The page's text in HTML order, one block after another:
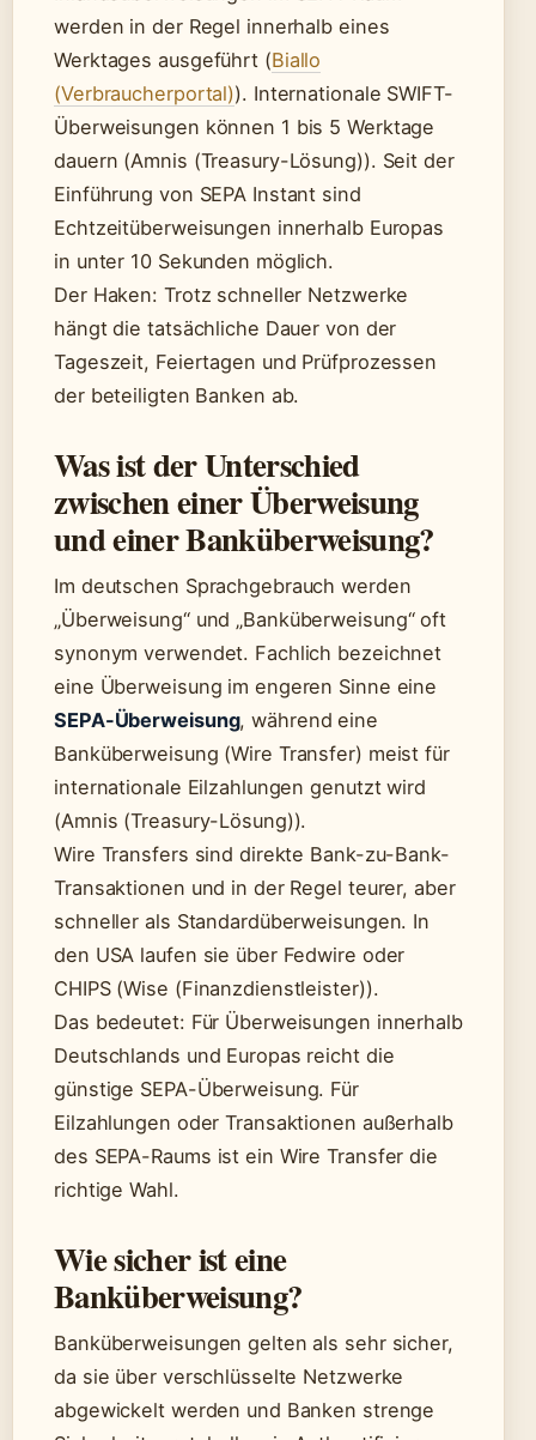
werden in der Regel innerhalb eines
Werktages ausgeführt (Biallo
(Verbraucherportal)). Internationale SWIFT-
Überweisungen können 1 bis 5 Werktage
dauern (Amnis (Treasury-Lösung)). Seit der
Einführung von SEPA Instant sind
Echtzeitüberweisungen innerhalb Europas
in unter 10 Sekunden möglich.
Der Haken: Trotz schneller Netzwerke
hängt die tatsächliche Dauer von der
Tageszeit, Feiertagen und Prüfprozessen
der beteiligten Banken ab.
Was ist der Unterschied
zwischen einer Überweisung
und einer Banküberweisung?
Im deutschen Sprachgebrauch werden
„Überweisung“ und „Banküberweisung“ oft
synonym verwendet. Fachlich bezeichnet
eine Überweisung im engeren Sinne eine
SEPA-Überweisung, während eine
Banküberweisung (Wire Transfer) meist für
internationale Eilzahlungen genutzt wird
(Amnis (Treasury-Lösung)).
Wire Transfers sind direkte Bank-zu-Bank-
Transaktionen und in der Regel teurer, aber
schneller als Standardüberweisungen. In
den USA laufen sie über Fedwire oder
CHIPS (Wise (Finanzdienstleister)).
Das bedeutet: Für Überweisungen innerhalb
Deutschlands und Europas reicht die
günstige SEPA-Überweisung. Für
Eilzahlungen oder Transaktionen außerhalb
des SEPA-Raums ist ein Wire Transfer die
richtige Wahl.
Wie sicher ist eine
Banküberweisung?
Banküberweisungen gelten als sehr sicher,
da sie über verschlüsselte Netzwerke
abgewickelt werden und Banken strenge